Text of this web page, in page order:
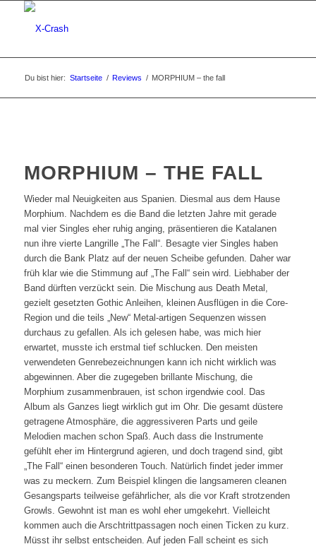
Du bist hier: Startseite / Reviews / MORPHIUM – the fall
MORPHIUM – THE FALL
Wieder mal Neuigkeiten aus Spanien. Diesmal aus dem Hause
Morphium. Nachdem es die Band die letzten Jahre mit gerade
mal vier Singles eher ruhig anging, präsentieren die Katalanen
nun ihre vierte Langrille „The Fall“. Besagte vier Singles haben
durch die Bank Platz auf der neuen Scheibe gefunden. Daher war
früh klar wie die Stimmung auf „The Fall“ sein wird. Liebhaber der
Band dürften verzückt sein. Die Mischung aus Death Metal,
gezielt gesetzten Gothic Anleihen, kleinen Ausflügen in die Core-
Region und die teils „New“ Metal-artigen Sequenzen wissen
durchaus zu gefallen. Als ich gelesen habe, was mich hier
erwartet, musste ich erstmal tief schlucken. Den meisten
verwendeten Genrebezeichnungen kann ich nicht wirklich was
abgewinnen. Aber die zugegeben brillante Mischung, die
Morphium zusammenbrauen, ist schon irgendwie cool. Das
Album als Ganzes liegt wirklich gut im Ohr. Die gesamt düstere
getragene Atmosphäre, die aggressiveren Parts und geile
Melodien machen schon Spaß. Auch dass die Instrumente
gefühlt eher im Hintergrund agieren, und doch tragend sind, gibt
„The Fall“ einen besonderen Touch. Natürlich findet jeder immer
was zu meckern. Zum Beispiel klingen die langsameren cleanen
Gesangsparts teilweise gefährlicher, als die vor Kraft strotzenden
Growls. Gewohnt ist man es wohl eher umgekehrt. Vielleicht
kommen auch die Arschtrittpassagen noch einen Ticken zu kurz.
Müsst ihr selbst entscheiden. Auf jeden Fall scheint es sich